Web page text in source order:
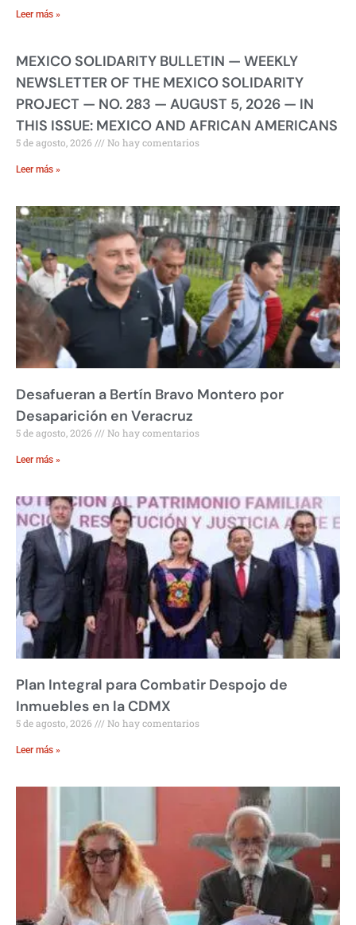
Leer más »
MEXICO SOLIDARITY BULLETIN — WEEKLY
NEWSLETTER OF THE MEXICO SOLIDARITY
PROJECT — NO. 283 — AUGUST 5, 2026 — IN
THIS ISSUE: MEXICO AND AFRICAN AMERICANS
5 de agosto, 2026 No hay comentarios
Leer más »
Desafueran a Bertín Bravo Montero por
Desaparición en Veracruz
5 de agosto, 2026 No hay comentarios
Leer más »
Plan Integral para Combatir Despojo de
Inmuebles en la CDMX
5 de agosto, 2026 No hay comentarios
Leer más »